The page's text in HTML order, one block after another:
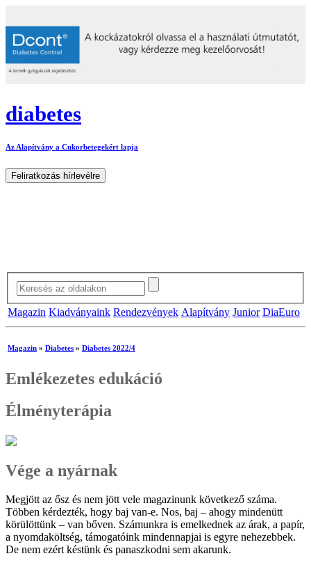
diabetes
Az Alapítvány a Cukorbetegekért lapja
Magazin Kiadványaink Rendezvények Alapítvány Junior DiaEuro
Magazin » Diabetes » Diabetes 2022/4
Emlékezetes edukáció
Élményterápia
Vége a nyárnak
Megjött az ősz és nem jött vele magazinunk következő száma.
Többen kérdezték, hogy baj van-e. Nos, baj – ahogy mindenütt
körülöttünk – van bőven. Számunkra is emelkednek az árak, a papír,
a nyomdaköltség, támogatóink mindennapjai is egyre nehezebbek.
De nem ezért késtünk és panaszkodni sem akarunk.